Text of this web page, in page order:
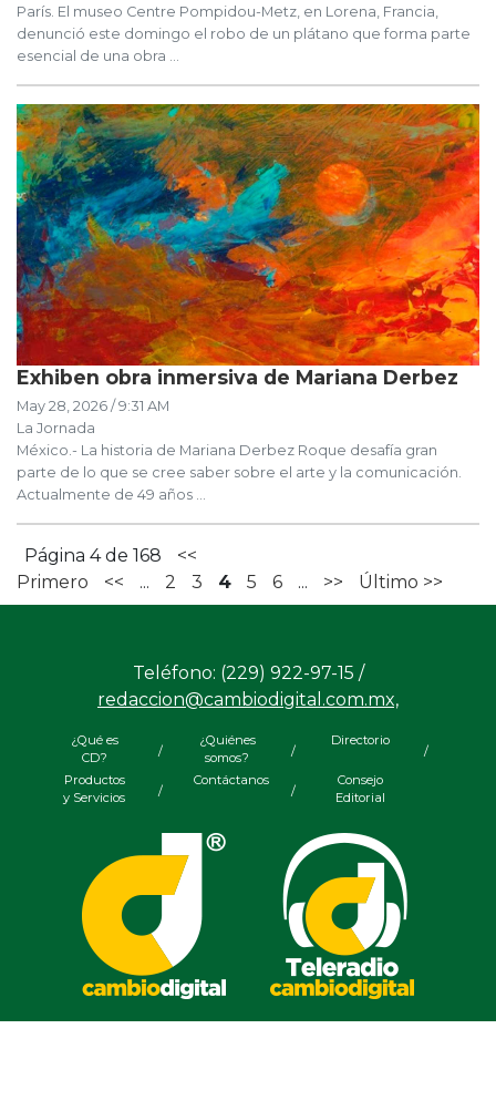
París. El museo Centre Pompidou-Metz, en Lorena, Francia,
denunció este domingo el robo de un plátano que forma parte
esencial de una obra ...
Exhiben obra inmersiva de Mariana Derbez
May 28, 2026 / 9:31 AM
La Jornada
México.- La historia de Mariana Derbez Roque desafía gran
parte de lo que se cree saber sobre el arte y la comunicación.
Actualmente de 49 años ...
Página 4 de 168
<<
Primero
<< ... 2 3 4 5 6 ... >> Último >>
Teléfono: (229) 922-97-15 /
redaccion@cambiodigital.com.mx,
¿Qué es
CD?
/
¿Quiénes
somos?
/
Directorio
/
Productos
y Servicios
/
Contáctanos
/
Consejo
Editorial